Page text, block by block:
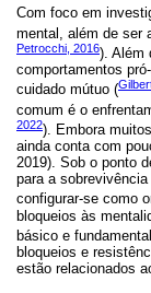
Com foco em
mental, além de ser
Petrocchi, 2016). Além
comportamentos
cuidado mútuo (
comum é o
2022). Embora
ainda conta com
2019). Sob o ponto
para a
configurar-se como
bloqueios às
básico e
bloqueios e
estão relacionados